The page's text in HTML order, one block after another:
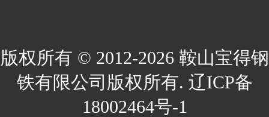
版权所有 © 2012-2026 鞍山宝得钢
铁有限公司版权所有. 辽ICP备
18002464号-1